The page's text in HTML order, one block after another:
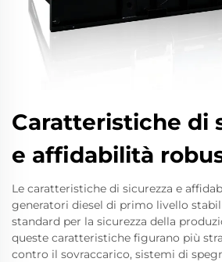
Caratteristiche di
e affidabilità
Le caratteristiche di sicurezza e
generatori diesel di primo livello
standard per la sicurezza della
queste caratteristiche figurano più
contro il sovraccarico, sistemi di